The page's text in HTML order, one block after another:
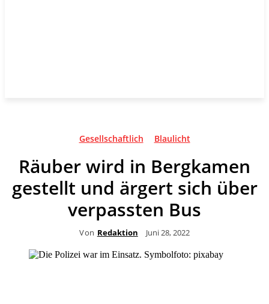
Gesellschaftlich Blaulicht
Räuber wird in Bergkamen
gestellt und ärgert sich über
verpassten Bus
Von Redaktion Juni 28, 2022